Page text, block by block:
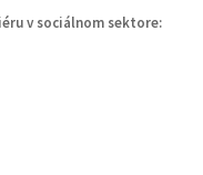
v sociálnom sektore: